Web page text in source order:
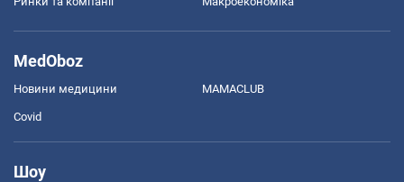
MedOboz
Новини медицини MAMACLUB
Covid
Шоу